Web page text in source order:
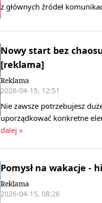
z głównych źródeł
Nowy start bez
[reklama]
Reklama
2026-04-15, 12:51
Nie zawsze potrzebujesz
uporządkować konkretne
dalej »
Pomysł na wakacje -
Reklama
2026-04-15, 08:26